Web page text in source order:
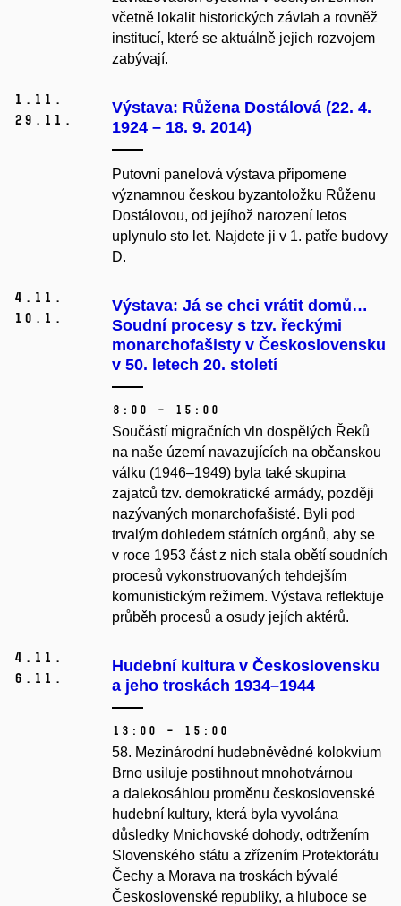
včetně lokalit historických závlah a rovněž
institucí, které se aktuálně jejich rozvojem
zabývají.
1. 11.
29. 11.
Výstava: Růžena Dostálová (22. 4.
1924 – 18. 9. 2014)
Putovní panelová výstava připomene
významnou českou byzantoložku Růženu
Dostálovou, od jejíhož narození letos
uplynulo sto let. Najdete ji v 1. patře budovy
D.
4. 11.
10. 1.
Výstava: Já se chci vrátit domů…
Soudní procesy s tzv. řeckými
monarchofašisty v Československu
v 50. letech 20. století
8:00 – 15:00
Součástí migračních vln dospělých Řeků
na naše území navazujících na občanskou
válku (1946–1949) byla také skupina
zajatců tzv. demokratické armády, později
nazývaných monarchofašisté. Byli pod
trvalým dohledem státních orgánů, aby se
v roce 1953 část z nich stala obětí soudních
procesů vykonstruovaných tehdejším
komunistickým režimem. Výstava reflektuje
průběh procesů a osudy jejích aktérů.
4. 11.
6. 11.
Hudební kultura v Československu
a jeho troskách 1934–1944
13:00 – 15:00
58. Mezinárodní hudebněvědné kolokvium
Brno usiluje postihnout mnohotvárnou
a dalekosáhlou proměnu československé
hudební kultury, která byla vyvolána
důsledky Mnichovské dohody, odtržením
Slovenského státu a zřízením Protektorátu
Čechy a Morava na troskách bývalé
Československé republiky, a hluboce se